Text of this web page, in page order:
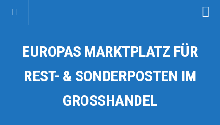
Kategorien
Auto & Motorrad
Fahrzeuge & Transport
EUROPAS MARKTPLATZ FÜR
REST- & SONDERPOSTEN IM
GROSSHANDEL